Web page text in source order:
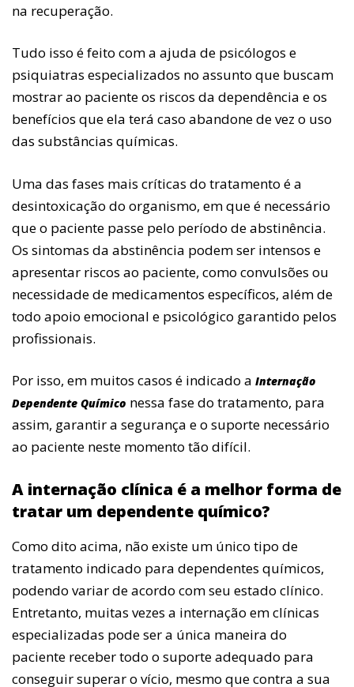
na recuperação.
Tudo isso é feito com a ajuda de psicólogos e
psiquiatras especializados no assunto que buscam
mostrar ao paciente os riscos da dependência e os
benefícios que ela terá caso abandone de vez o uso
das substâncias químicas.
Uma das fases mais críticas do tratamento é a
desintoxicação do organismo, em que é necessário
que o paciente passe pelo período de abstinência.
Os sintomas da abstinência podem ser intensos e
apresentar riscos ao paciente, como convulsões ou
necessidade de medicamentos específicos, além de
todo apoio emocional e psicológico garantido pelos
profissionais.
Por isso, em muitos casos é indicado a Internação
Dependente Químico nessa fase do tratamento, para
assim, garantir a segurança e o suporte necessário
ao paciente neste momento tão difícil.
A internação clínica é a melhor forma de
tratar um dependente químico?
Como dito acima, não existe um único tipo de
tratamento indicado para dependentes químicos,
podendo variar de acordo com seu estado clínico.
Entretanto, muitas vezes a internação em clínicas
especializadas pode ser a única maneira do
paciente receber todo o suporte adequado para
conseguir superar o vício, mesmo que contra a sua